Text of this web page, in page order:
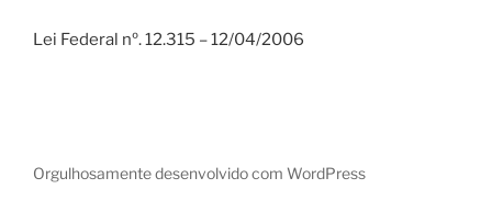
Lei Federal nº. 12.315 – 12/04/2006
Orgulhosamente desenvolvido com WordPress